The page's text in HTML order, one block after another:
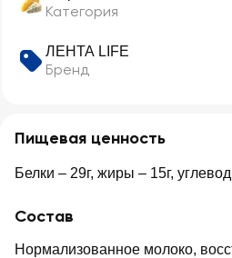
Категория
ЛЕНТА LIFE
Бренд
Пищевая ценность
Белки – 29г, жиры – 15г,
Состав
Нормализованное молоко,